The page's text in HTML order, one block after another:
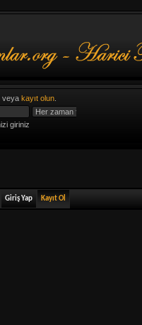
veya kayıt olun.
giriniz
Giriş Yap Kayıt Ol